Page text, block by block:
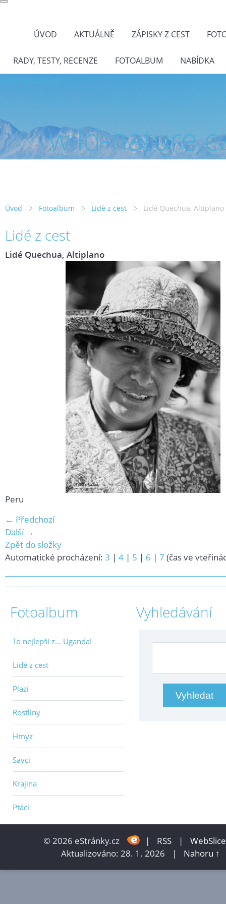
ÚVOD AKTUÁLNĚ ZÁPISKY Z CEST
RADY, TESTY, RECENZE FOTOALBUM NABÍDKA
wild-
Úvod Fotoalbum Lidé z cest Lidé Quechua, Altiplano
Lidé z cest
Lidé Quechua, Altiplano
Peru
← Předchozí
Další →
Zpět do složky
Automatické procházení: 3 | 4 | 5 | 6 | 7 (čas ve
Fotoalbum
To nejlepší z... Uganda!
Lidé z cest
Plazi
Rostliny
Hmyz
Savci
Krajina
Ptáci
Vyhledávání
© 2026 eStránky.cz | RSS |
WebSlice
Aktualizováno: 28. 1. 2026
| Nahoru ↑